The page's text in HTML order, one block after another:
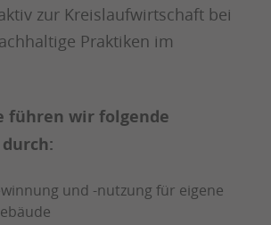
zur Kreislaufwirtschaft bei
Praktiken im
führen wir folgende
und -nutzung für eigene